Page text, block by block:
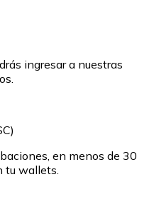
ingresar a nuestras
en menos de 30
tu wallets.